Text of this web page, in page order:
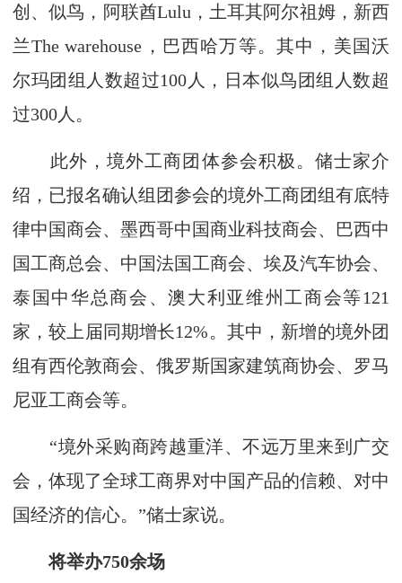
创、似鸟，阿联酋Lulu，土耳其阿尔祖姆，新西
兰The warehouse，巴西哈万等。其中，美国沃
尔玛团组人数超过100人，日本似鸟团组人数超
过300人。
此外，境外工商团体参会积极。储士家介
绍，已报名确认组团参会的境外工商团组有底特
律中国商会、墨西哥中国商业科技商会、巴西中
国工商总会、中国法国工商会、埃及汽车协会、
泰国中华总商会、澳大利亚维州工商会等121
家，较上届同期增长12%。其中，新增的境外团
组有西伦敦商会、俄罗斯国家建筑商协会、罗马
尼亚工商会等。
“境外采购商跨越重洋、不远万里来到广交
会，体现了全球工商界对中国产品的信赖、对中
国经济的信心。”储士家说。
将举办750余场